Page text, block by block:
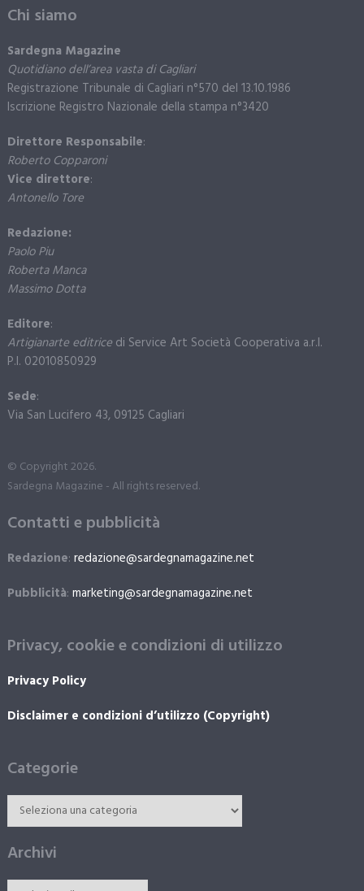
Chi siamo
Sardegna Magazine
Quotidiano dell’area vasta di Cagliari
Registrazione Tribunale di Cagliari n°570 del 13.10.1986
Iscrizione Registro Nazionale della stampa n°3420
Direttore Responsabile:
Roberto Copparoni
Vice direttore:
Antonello Tore
Redazione:
Paolo Piu
Roberta Manca
Massimo Dotta
Editore:
Artigianarte editricedi Service Art Società Cooperativa a.r.l.
P.I. 02010850929
Sede:
Via San Lucifero 43, 09125 Cagliari
© Copyright 2026.
Sardegna Magazine - All rights reserved.
Contatti e pubblicità
Redazione: redazione@sardegnamagazine.net
Pubblicità: marketing@sardegnamagazine.net
Privacy, cookie e condizioni di utilizzo
Privacy Policy
Disclaimer e condizioni d’utilizzo (Copyright)
Categorie
Archivi